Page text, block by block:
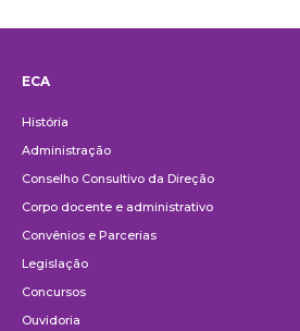
ECA
História
Administração
Conselho Consultivo da Direção
Corpo docente e administrativo
Convênios e Parcerias
Legislação
Concursos
Ouvidoria